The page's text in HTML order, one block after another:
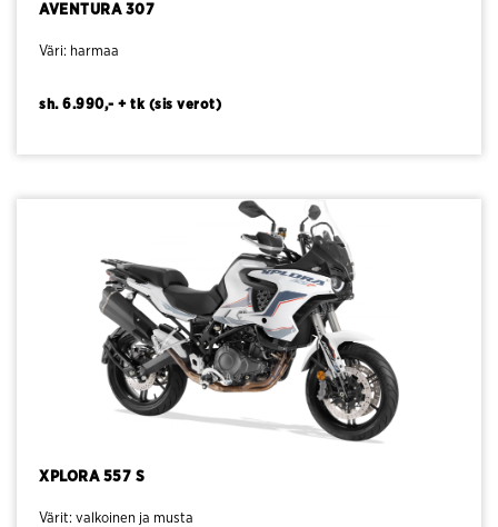
AVENTURA 307
Väri: harmaa
sh. 6.990,- + tk (sis verot)
XPLORA 557 S
Värit: valkoinen ja musta